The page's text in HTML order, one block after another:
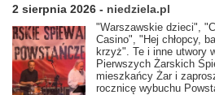
2 sierpnia 2026 - niedziela.pl
"Warszawskie dzieci",
Casino", "Hej chłopcy,
krzyż". Te i inne utwory
Pierwszych Żarskich
mieszkańcy Żar i
rocznicę wybuchu